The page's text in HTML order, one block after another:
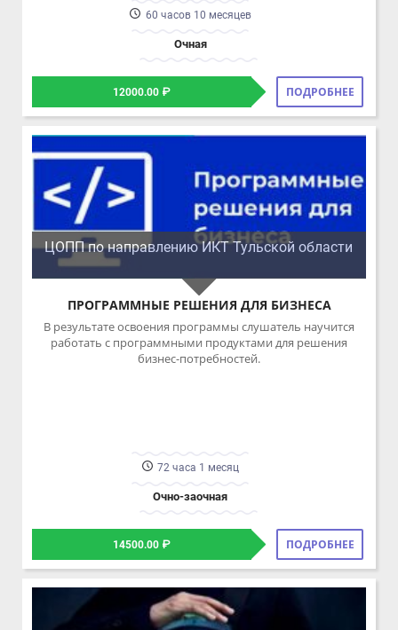
ЦОПП по направлению ИКТ Тульской области
ПРОГРАММНЫЕ РЕШЕНИЯ ДЛЯ БИЗНЕСА
В результате освоения программы слушатель научится
работать с программными продуктами для решения
бизнес-потребностей.
72 часа 1 месяц
Очно-заочная
ЦОПП по направлению ИКТ Тульской области
КОРПОРАТИВНАЯ ЗАЩИТА ОТ ВНУТРЕННИХ УГРОЗ